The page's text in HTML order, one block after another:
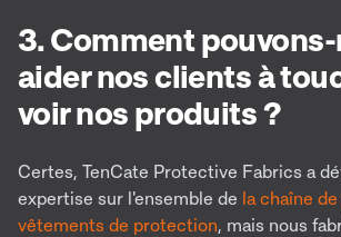
3. Comment
aider nos clients à
voir nos produits ?
Certes, TenCate Protective Fabrics a
expertise sur l'ensemble de la chaîne
vêtements de protection, mais nous